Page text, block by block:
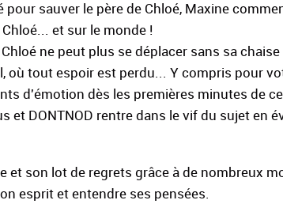
sauver le père de Chloé, Maxine
et sur le monde !
ne peut plus se déplacer sans sa
où tout espoir est perdu... Y compris pour
d'émotion dès les premières minutes de
DONTNOD rentre dans le vif du sujet en
et son lot de regrets grâce à de nombreux
esprit et entendre ses pensées.